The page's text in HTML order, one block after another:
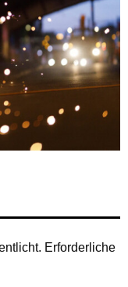
Erforderliche